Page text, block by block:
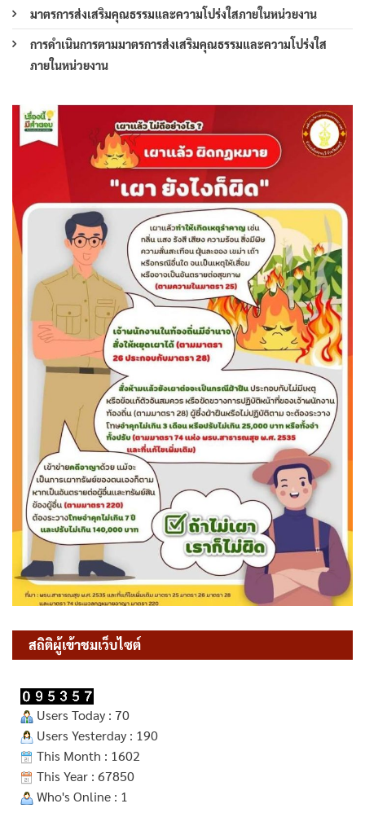
มาตรการส่งเสริมคุณธรรมและความโปร่งใสภายในหน่วยงาน
การดำเนินการตามมาตรการส่งเสริมคุณธรรมและความโปร่งใส
ภายในหน่วยงาน
สถิติผู้เข้าชมเว็บไซต์
Users Today : 70
Users Yesterday : 190
This Month : 1602
This Year : 67850
Who's Online : 1